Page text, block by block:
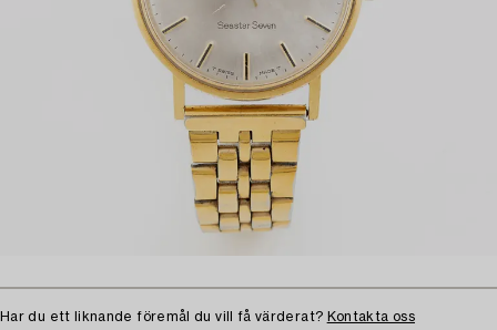
Har du ett liknande föremål du vill få värderat? Kontakta oss